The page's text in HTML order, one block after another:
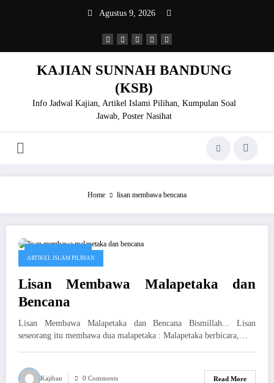
Agustus 9, 2026
KAJIAN SUNNAH BANDUNG
(KSB)
Info Jadwal Kajian, Artikel Islami Pilihan, Kumpulan Soal
Jawab, Poster Nasihat
Home lisan membawa bencana
ARTIKEL ISLAM PILIHAN
Lisan Membawa Malapetaka dan
Bencana
Lisan Membawa Malapetaka dan Bencana Bismillah... Lisan
seseorang itu membawa dua malapetaka : Malapetaka berbicara,…
Kajiban 0 Comments Read More